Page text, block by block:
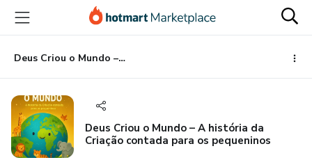
para
conteúdo
principal
para
pagamento
para
rodapé
Deus Criou o Mundo – A história da Criação contada para os pequeninos
Deus Criou o Mundo – A história da
Criação contada para os pequeninos